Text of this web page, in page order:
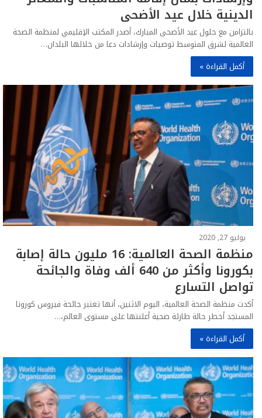
الدينية خلال عيد الأضحى
بالتزامن مع حلول عيد الأضحى المبارك، أصدر المكتب الإقليمي لمنظمة الصحة
العالمية لشرق المتوسط توصيات وإرشادات دعا من خلالها البلدان…
أكمل القراءة »
يوليو 27, 2020
منظمة الصحة العالمية: 16 مليون حالة إصابة
بكورونا وأكثر من 640 ألف وفاة والجائحة
تواصل التسارع
أكدت منظمة الصحة العالمية، اليوم الاثنين، أنها تعتبر جائحة فيروس كورونا
المستجد أخطر حالة طارئة صحية أعلنتها على مستوى العالم،…
أكمل القراءة »